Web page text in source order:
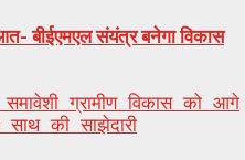
बीईएमएल संयंत्र बनेगा विकास
ग्रामीण विकास को आगे
की साझेदारी